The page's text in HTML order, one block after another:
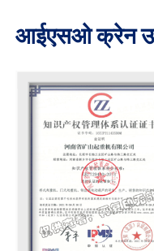
आईएसओ क्रेन